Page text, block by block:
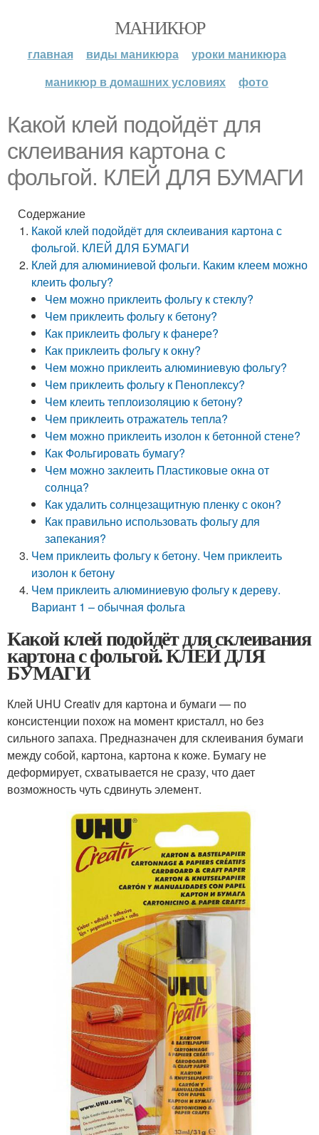
МАНИКЮР
главная виды маникюра
уроки маникюра
маникюр в домашних условиях
фото
Какой клей подойдёт для
склеивания картона с
фольгой. КЛЕЙ ДЛЯ БУМАГИ
Содержание
Какой клей подойдёт для склеивания картона с
фольгой. КЛЕЙ ДЛЯ БУМАГИ
Клей для алюминиевой фольги. Каким клеем можно
клеить фольгу?
Чем можно приклеить фольгу к стеклу?
Чем приклеить фольгу к бетону?
Как приклеить фольгу к фанере?
Как приклеить фольгу к окну?
Чем можно приклеить алюминиевую фольгу?
Чем приклеить фольгу к Пеноплексу?
Чем клеить теплоизоляцию к бетону?
Чем приклеить отражатель тепла?
Чем можно приклеить изолон к бетонной стене?
Как Фольгировать бумагу?
Чем можно заклеить Пластиковые окна от
солнца?
Как удалить солнцезащитную пленку с окон?
Как правильно использовать фольгу для
запекания?
Чем приклеить фольгу к бетону. Чем приклеить
изолон к бетону
Чем приклеить алюминиевую фольгу к дереву.
Вариант 1 – обычная фольга
Какой клей подойдёт для склеивания
картона с фольгой. КЛЕЙ ДЛЯ
БУМАГИ
Клей UHU Creativ для картона и бумаги — по
консистенции похож на момент кристалл, но без
сильного запаха. Предназначен для склеивания бумаги
между собой, картона, картона к коже. Бумагу не
деформирует, схватывается не сразу, что дает
возможность чуть сдвинуть элемент.